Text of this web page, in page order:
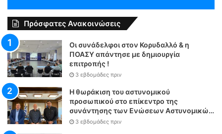
Πρόσφατες Ανακοινώσεις
Οι συνάδελφοι στον Κορυδαλλό & η
ΠΟΑΣΥ απάντησε με δημιουργία
επιτροπής !
3 εβδομάδες πριν
Η θωράκιση του αστυνομικού
προσωπικού στο επίκεντρο της
συνάντησης των Ενώσεων Αστυνομικών
Υπαλλήλων Αθηνών και Θεσσαλονίκης
3 εβδομάδες πριν